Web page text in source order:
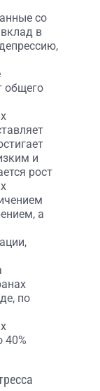
со
в
общего
и
рост
а
по
40%